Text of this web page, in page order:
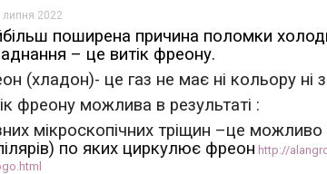
липня 2022
поширена причина поломки
– це витік фреону.
(хладон)- це газ не має ні кольору ні
фреону можлива в результаті :
мікроскопічних тріщин –це можливо
по яких циркулює фреон http://